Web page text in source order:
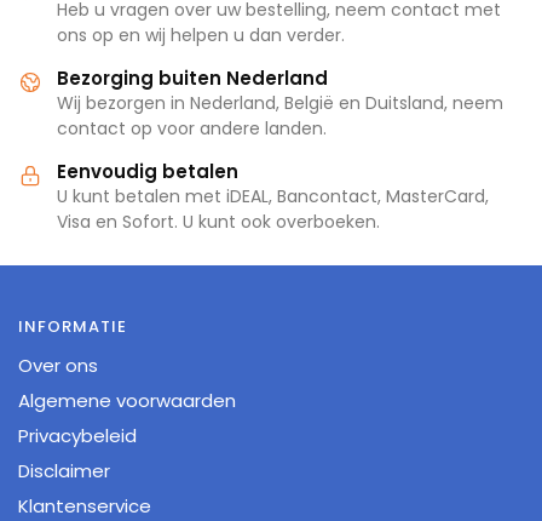
Heb u vragen over uw bestelling, neem contact met
ons op en wij helpen u dan verder.
Bezorging buiten Nederland
Wij bezorgen in Nederland, België en Duitsland, neem
contact op voor andere landen.
Eenvoudig betalen
U kunt betalen met iDEAL, Bancontact, MasterCard,
Visa en Sofort. U kunt ook overboeken.
INFORMATIE
Over ons
Algemene voorwaarden
Privacybeleid
Disclaimer
Klantenservice